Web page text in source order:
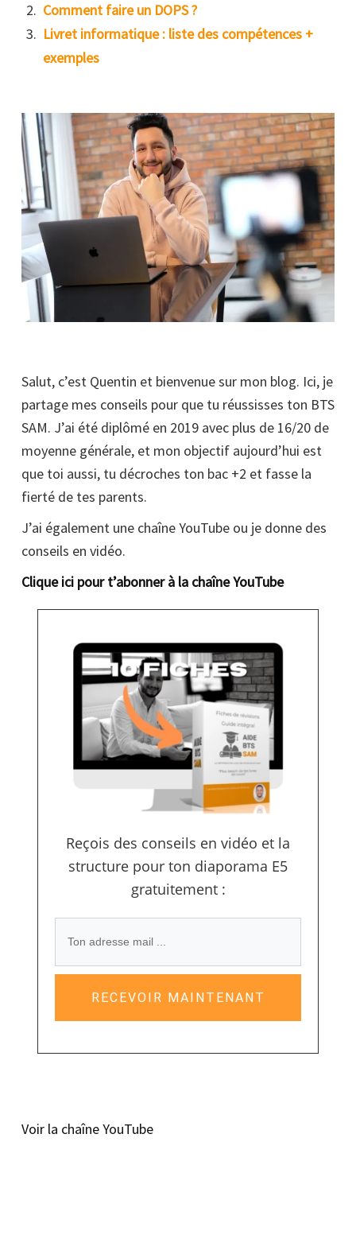
Comment faire un DOPS ?
Livret informatique : liste des compétences +
exemples
Salut, c’est Quentin et bienvenue sur mon blog. Ici, je
partage mes conseils pour que tu réussisses ton BTS
SAM. J’ai été diplômé en 2019 avec plus de 16/20 de
moyenne générale, et mon objectif aujourd’hui est
que toi aussi, tu décroches ton bac +2 et fasse la
fierté de tes parents.
J’ai également une chaîne YouTube ou je donne des
conseils en vidéo.
Clique ici pour t’abonner à la chaîne YouTube
Reçois des conseils en vidéo et la
structure pour ton diaporama E5
gratuitement :
RECEVOIR MAINTENANT
Voir la chaîne YouTube